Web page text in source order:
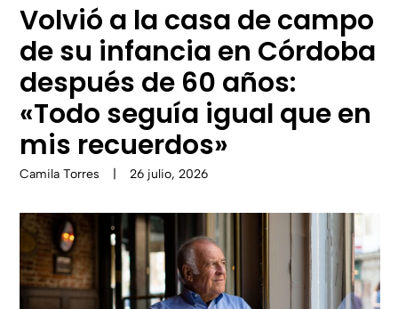
Volvió a la casa de campo
de su infancia en Córdoba
después de 60 años:
«Todo seguía igual que en
mis recuerdos»
Camila Torres 26 julio, 2026